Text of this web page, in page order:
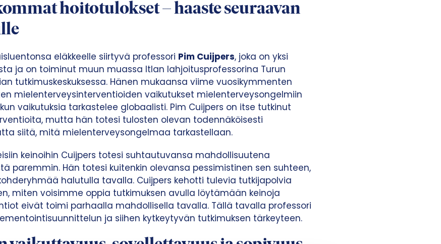
hoitotulokset – haaste seuraavan
eläkkeelle siirtyvä professori Pim Cuijpers, joka on yksi
ja on toiminut muun muassa Itlan lahjoitusprofessorina Turun
tutkimuskeskuksessa. Hänen mukaansa viime vuosikymmenten
mielenterveysinterventioiden vaikutukset mielenterveysongelmiin
vaikutuksia tarkastelee globaalisti. Pim Cuijpers on itse tutkinut
mutta hän totesi tulosten olevan todennäköisesti
siitä, mitä mielenterveysongelmaa tarkastellaan.
keinoihin Cuijpers totesi suhtautuvansa mahdollisuutena
paremmin. Hän totesi kuitenkin olevansa pessimistinen sen suhteen,
halutulla tavalla. Cuijpers kehotti tulevia tutkijapolvia
miten voisimme oppia tutkimuksen avulla löytämään keinoja
eivät toimi parhaalla mahdollisella tavalla. Tällä tavalla professori
ja siihen kytkeytyvän tutkimuksen tärkeyteen.